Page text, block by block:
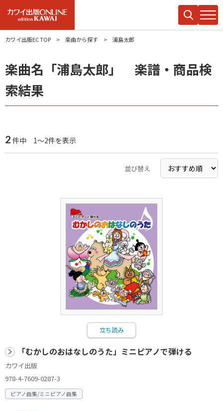
カワイ出版EC TOP 楽曲から探す 浦島太郎
楽曲名「浦島太郎」 楽譜・商品検
索結果
2 件中 1～2件を表示
並び替え
立ち読み
「むかしのおはなしのうた」ミニピアノで弾ける
カワイ出版
978-4-7609-0287-3
ピアノ曲集/ミニピアノ曲集